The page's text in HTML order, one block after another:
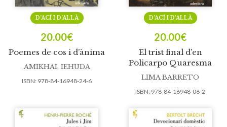
Poemes de cos i d’ànima
D’ACÍ I D’ALLÀ
20.00€
AMIKHAI, IEHUDA
ISBN: 978-84-16948-24-6
El trist final d’en
Policarpo Quaresma
D’ACÍ I D’ALLÀ
20.00€
LIMA BARRETO
ISBN: 978-84-16948-06-2